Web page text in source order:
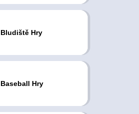
Bludiště Hry
Baseball Hry